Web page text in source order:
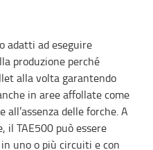
adatti ad eseguire
produzione perché
alla volta garantendo
in aree affollate come
all’assenza delle forche. A
il TAE500 può essere
uno o più circuiti e con